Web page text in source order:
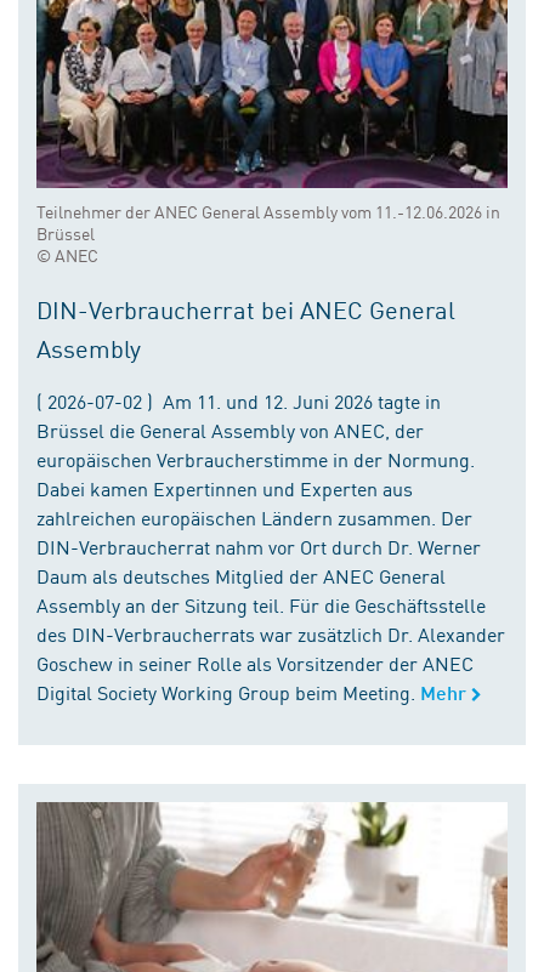
Teilnehmer der ANEC General Assembly vom 11.-12.06.2026 in
Brüssel
© ANEC
DIN-Verbraucherrat bei ANEC General
Assembly
( 2026-07-02 ) Am 11. und 12. Juni 2026 tagte in
Brüssel die General Assembly von ANEC, der
europäischen Verbraucherstimme in der Normung.
Dabei kamen Expertinnen und Experten aus
zahlreichen europäischen Ländern zusammen. Der
DIN-Verbraucherrat nahm vor Ort durch Dr. Werner
Daum als deutsches Mitglied der ANEC General
Assembly an der Sitzung teil. Für die Geschäftsstelle
des DIN-Verbraucherrats war zusätzlich Dr. Alexander
Goschew in seiner Rolle als Vorsitzender der ANEC
Digital Society Working Group beim Meeting. Mehr